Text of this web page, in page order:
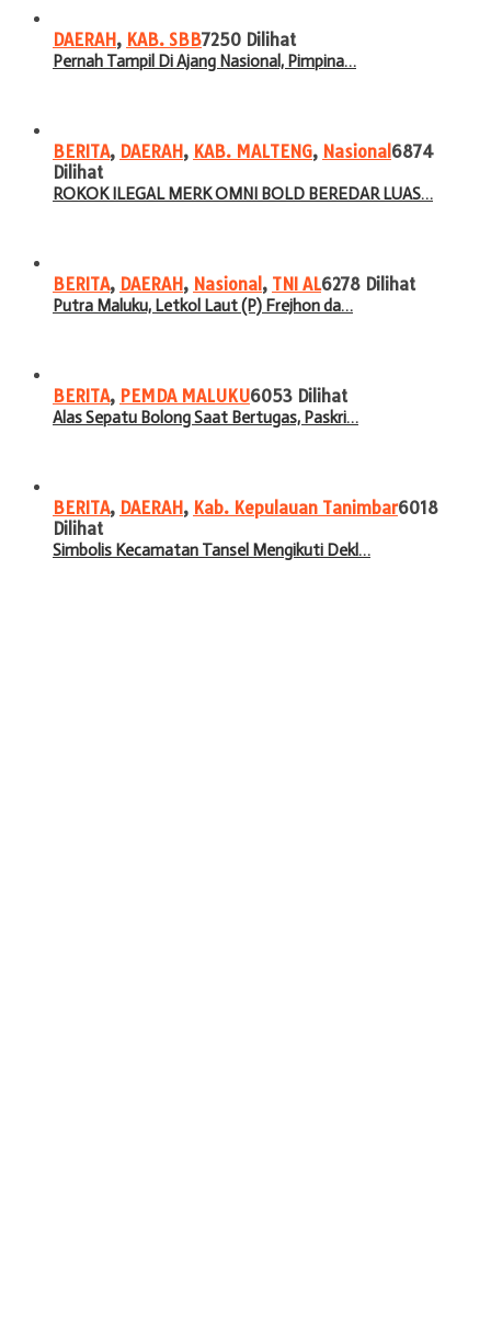
DAERAH, KAB. SBB7250 Dilihat
Pernah Tampil Di Ajang Nasional, Pimpina…
BERITA, DAERAH, KAB. MALTENG, Nasional 6874
Dilihat
ROKOK ILEGAL MERK OMNI BOLD BEREDAR LUAS…
BERITA, DAERAH, Nasional , TNI AL6278 Dilihat
Putra Maluku, Letkol Laut (P) Frejhon da…
BERITA, PEMDA MALUKU6053 Dilihat
Alas Sepatu Bolong Saat Bertugas, Paskri…
BERITA, DAERAH, Kab. Kepulauan Tanimbar6018
Dilihat
Simbolis Kecamatan Tansel Mengikuti Dekl…